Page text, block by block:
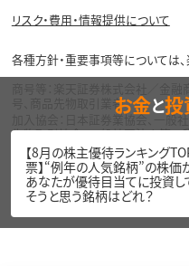
リスク・費用・情報提供について
各種方針・重要事項等については
商号等：楽天証券株式会社／金
号、商品先物取引業者
加入協会：日本証券業協会、一般
先物取引協会、一般社団法人第
産運用業協会
Copyright©
1999-2026 Rakuten Securities,
お金と投
【8月の株主優待ランキング
票】“例年の人気銘柄”の株
あなたが優待目当てに投資し
そうと思う銘柄はどれ？